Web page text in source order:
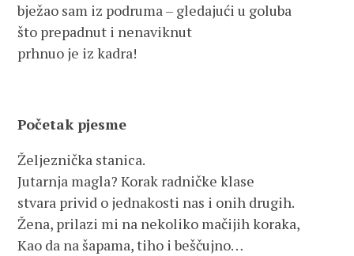
bježao sam iz podruma – gledajući u goluba
što prepadnut i nenaviknut
prhnuo je iz kadra!
Početak pjesme
Željeznička stanica.
Jutarnja magla? Korak radničke klase
stvara privid o jednakosti nas i onih drugih.
Žena, prilazi mi na nekoliko mačijih koraka,
Kao da na šapama, tiho i beščujno…